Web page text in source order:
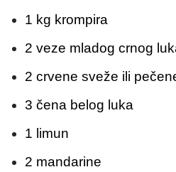
1 kg krompira
2 veze mladog crnog
2 crvene sveže ili
3 čena belog luka
1 limun
2 mandarine